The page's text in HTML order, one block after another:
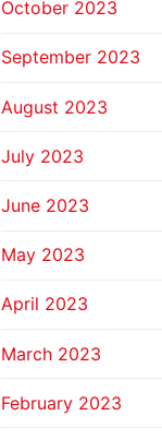
October 2023
September 2023
August 2023
July 2023
June 2023
May 2023
April 2023
March 2023
February 2023